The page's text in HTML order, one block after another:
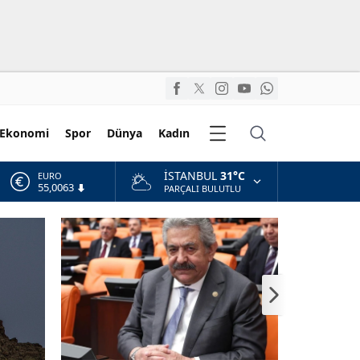
Ekonomi Spor Dünya Kadın
Kategoriler
EURO
55,0063
ALTIN
6.543,59
13.798,82
DOLAR
47,7010
İSTANBUL 31°C
PARÇALI BULUTLU